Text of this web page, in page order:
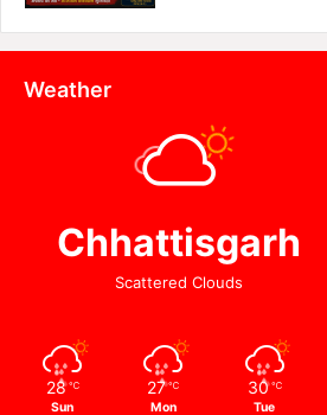
Weather
Chhattisgarh
Scattered Clouds
28 ℃
Sun
27 ℃
Mon
30 ℃
Tue